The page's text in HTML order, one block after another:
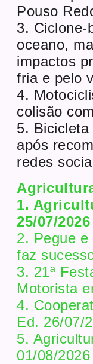
Pouso
3. Ciclone-
oceano,
impactos
fria e pelo
4.
colisão
5.
após
redes
1.
25/07/2026
2. Pegue e
faz
3. 21ª
Motorista
4.
Ed. 26/07/
5.
01/08/2026